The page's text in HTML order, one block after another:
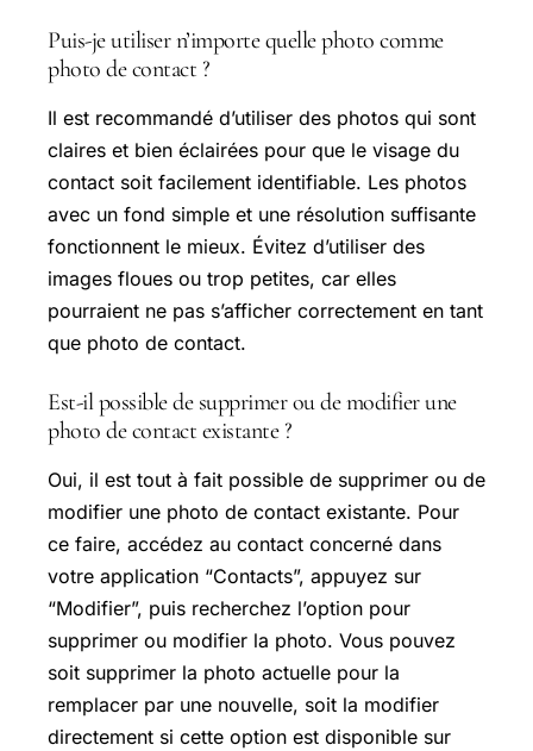
Puis-je utiliser n’importe quelle photo comme
photo de contact ?
Il est recommandé d’utiliser des photos qui sont
claires et bien éclairées pour que le visage du
contact soit facilement identifiable. Les photos
avec un fond simple et une résolution suffisante
fonctionnent le mieux. Évitez d’utiliser des
images floues ou trop petites, car elles
pourraient ne pas s’afficher correctement en tant
que photo de contact.
Est-il possible de supprimer ou de modifier une
photo de contact existante ?
Oui, il est tout à fait possible de supprimer ou de
modifier une photo de contact existante. Pour
ce faire, accédez au contact concerné dans
votre application “Contacts”, appuyez sur
“Modifier”, puis recherchez l’option pour
supprimer ou modifier la photo. Vous pouvez
soit supprimer la photo actuelle pour la
remplacer par une nouvelle, soit la modifier
directement si cette option est disponible sur